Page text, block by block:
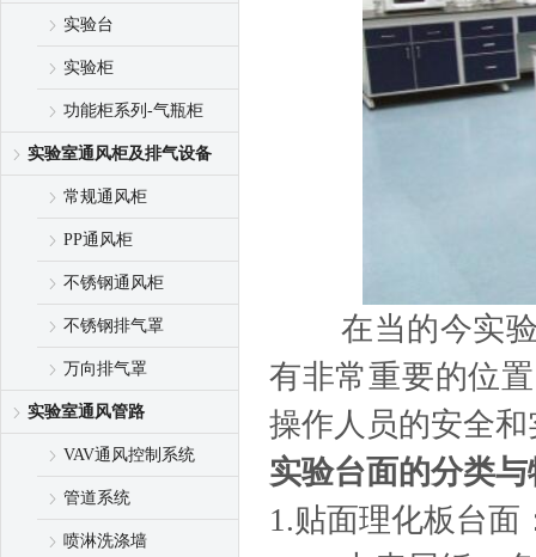
实验台
实验柜
功能柜系列-气瓶柜
实验室通风柜及排气设备
常规通风柜
PP通风柜
不锈钢通风柜
不锈钢排气罩
万向排气罩
实验室通风管路
VAV通风控制系统
管道系统
喷淋洗涤墙
在当的今实验
有非常重要的位
操作人员的安全
实验台面的分类与
1.贴面理化板台面